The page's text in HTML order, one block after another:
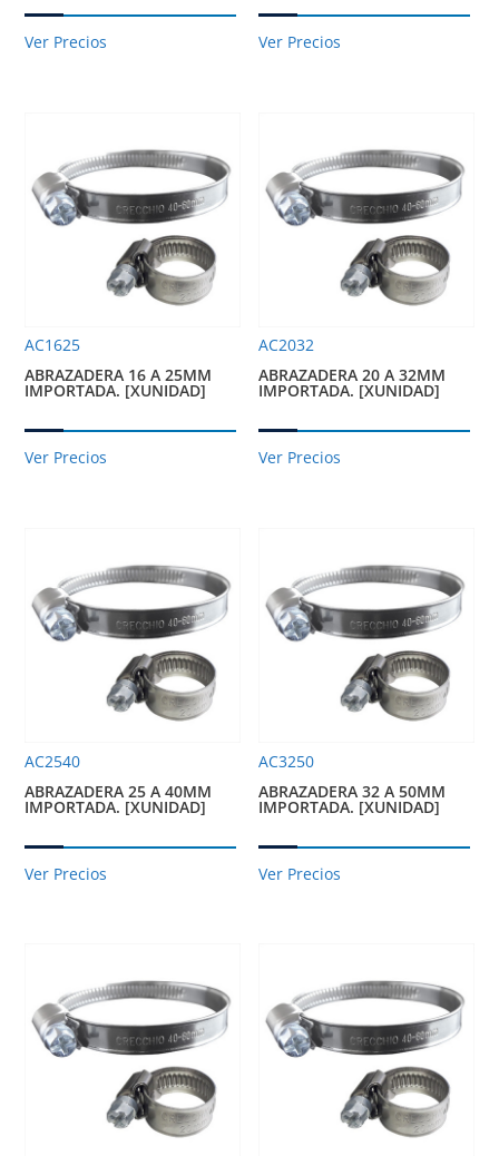
Ver Precios Ver Precios
AC1625
ABRAZADERA 16 A 25MM
IMPORTADA. [XUNIDAD]
Ver Precios
AC2032
ABRAZADERA 20 A 32MM
IMPORTADA. [XUNIDAD]
Ver Precios
AC2540
ABRAZADERA 25 A 40MM
IMPORTADA. [XUNIDAD]
Ver Precios
AC3250
ABRAZADERA 32 A 50MM
IMPORTADA. [XUNIDAD]
Ver Precios